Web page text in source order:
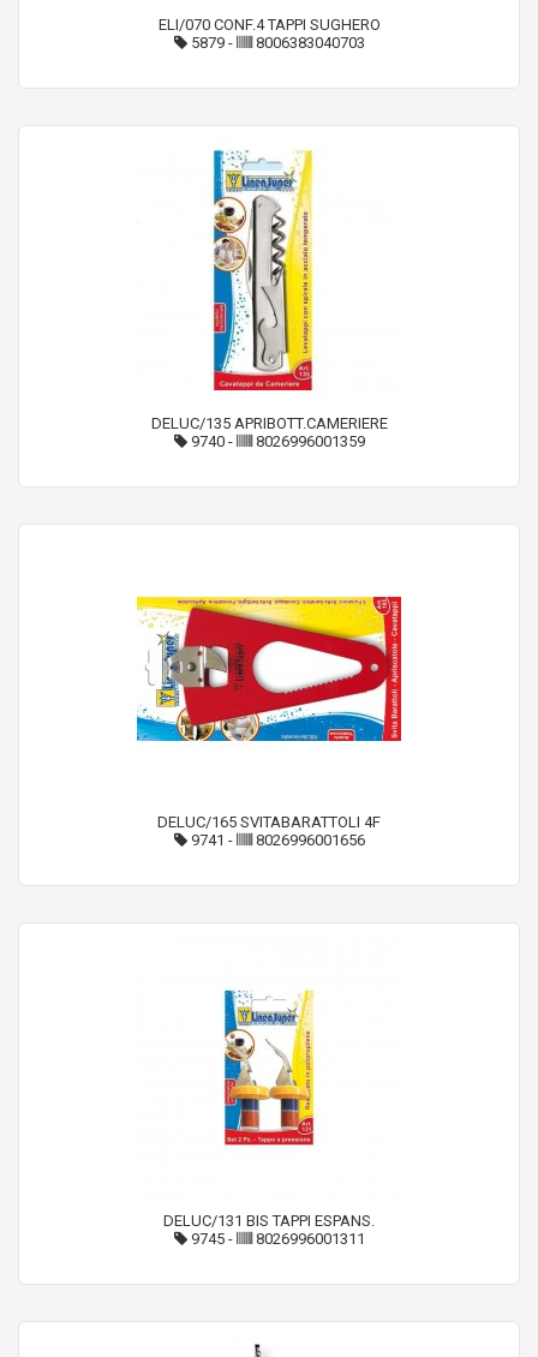
ELI/070 CONF.4 TAPPI SUGHERO
5879- 8006383040703
DELUC/135 APRIBOTT.CAMERIERE
9740- 8026996001359
DELUC/165 SVITABARATTOLI 4F
9741 - 8026996001656
DELUC/131 BIS TAPPI ESPANS.
9745- 8026996001311